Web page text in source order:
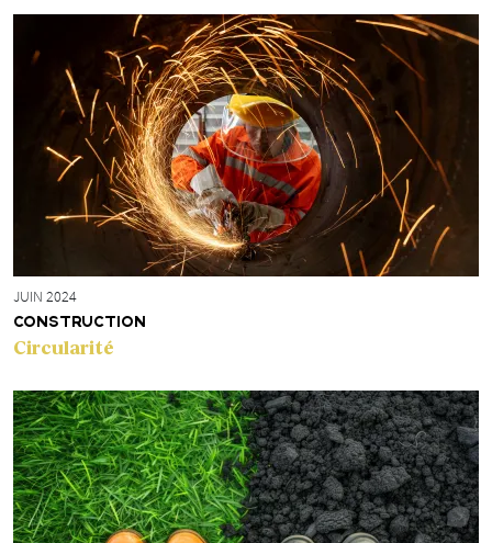
JUIN 2024
CONSTRUCTION
Circularité